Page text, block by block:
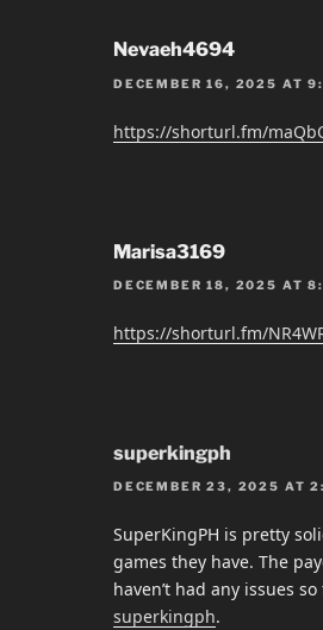
Nevaeh4694
DECEMBER 16, 2025 AT
https://shorturl.fm/
Marisa3169
DECEMBER 18, 2025 AT
https://shorturl.fm/
superkingph
DECEMBER 23, 2025 AT
SuperKingPH is pretty
games they have. The
haven’t had any issues
superkingph.